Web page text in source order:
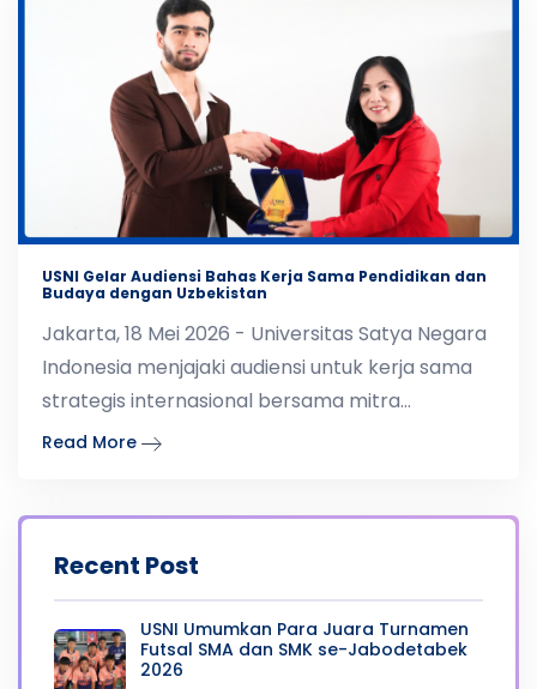
USNI Gelar Audiensi Bahas Kerja Sama Pendidikan dan
Budaya dengan Uzbekistan
Jakarta, 18 Mei 2026 - Universitas Satya Negara
Indonesia menjajaki audiensi untuk kerja sama
strategis internasional bersama mitra
pendidikan dan pa
Read More
Recent Post
USNI Umumkan Para Juara Turnamen
Futsal SMA dan SMK se-Jabodetabek
2026